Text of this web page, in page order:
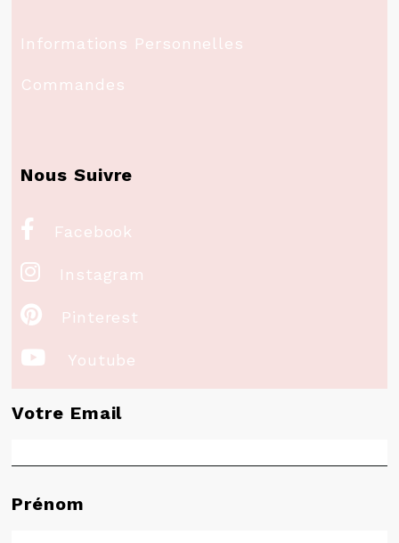
Informations Personnelles
Commandes
Nous Suivre
 Facebook
 Instagram
 Pinterest
 Youtube
Votre Email
Prénom